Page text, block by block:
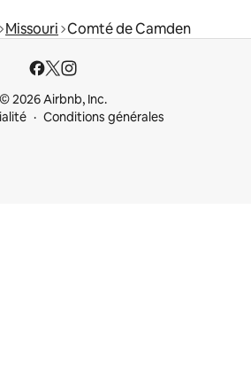
Missouri Comté de Camden
© 2026 Airbnb, Inc.
Conditions générales